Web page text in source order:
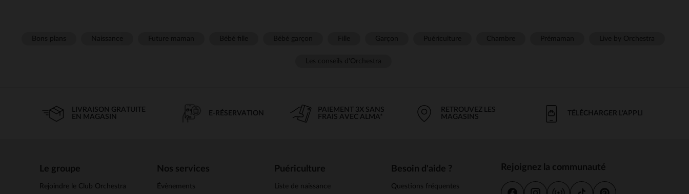
LIVRAISON GRATUITE
EN MAGASIN
E-RÉSERVATION
PAIEMENT 3X SANS
FRAIS AVEC ALMA*
RETROUVEZ LES
MAGASINS
TÉLÉCHARGER L'APPLI
Le groupe
Rejoindre le Club Orchestra
Nos services
Évènements
Puériculture
Liste de naissance
Besoin d'aide ?
Questions fréquentes
Rejoignez la communauté